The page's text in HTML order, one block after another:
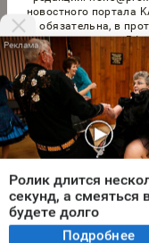
новостного портала
обязательна, в
законодательства РФ
портала не несет
пользователей,
субдоменах. Правила
в виджетах
© 2026
Мы используем
вы соглашаетесь
ваши
метрик Яндекс
Я
Ролик длится
секунд, а смеяться
будете долго
Подробнее